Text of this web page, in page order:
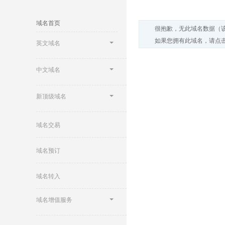
域名首页
英文域名
中文域名
新顶级域名
域名交易
域名预订
域名转入
域名增值服务
很抱歉，无此域名数据（
如果您拥有此域名，请点